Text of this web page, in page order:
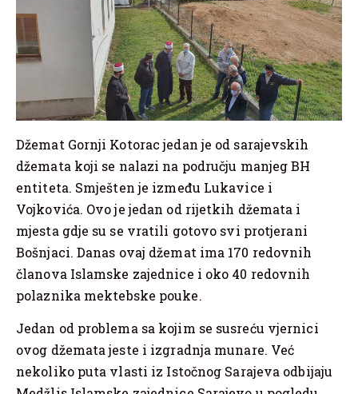
Džemat Gornji Kotorac jedan je od sarajevskih
džemata koji se nalazi na području manjeg BH
entiteta. Smješten je između Lukavice i
Vojkovića. Ovo je jedan od rijetkih džemata i
mjesta gdje su se vratili gotovo svi protjerani
Bošnjaci. Danas ovaj džemat ima 170 redovnih
članova Islamske zajednice i oko 40 redovnih
polaznika mektebske pouke.
Jedan od problema sa kojim se susreću vjernici
ovog džemata jeste i izgradnja munare. Već
nekoliko puta vlasti iz Istočnog Sarajeva odbijaju